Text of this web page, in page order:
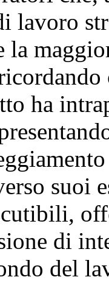
lavoro
la
ha
suoi
di
del